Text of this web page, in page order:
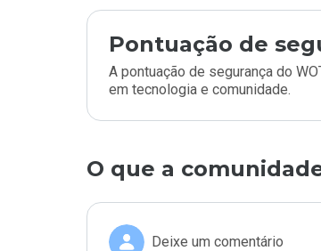
Pontuação de
A pontuação de segurança do
em tecnologia e comunidade.
O que a
Deixe um comentário